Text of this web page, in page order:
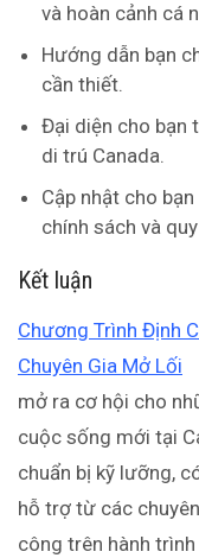
và hoàn cảnh cá
Hướng dẫn bạn
cần thiết.
Đại diện cho bạn
di trú Canada.
Cập nhật cho
chính sách và
Kết luận
Chương Trình Định
Chuyên Gia Mở Lối
mở ra cơ hội cho
cuộc sống mới tại
chuẩn bị kỹ lưỡng,
hỗ trợ từ các
công trên hành